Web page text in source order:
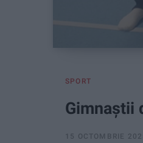
SPORT
Gimnaștii
15 OCTOMBRIE